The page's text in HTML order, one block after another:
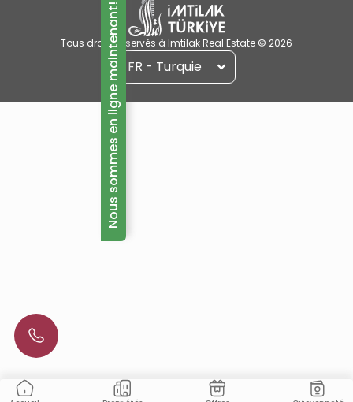
Tous droits réservés à Imtilak Real Estate © 2026
FR - Turquie
Nous sommes en ligne maintenant!